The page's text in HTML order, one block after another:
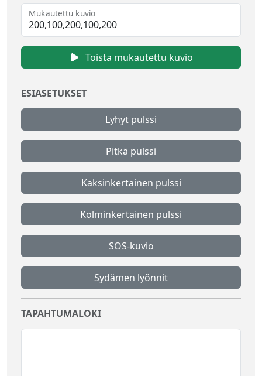
Mukautettu kuvio
Toista mukautettu kuvio
ESIASETUKSET
Lyhyt pulssi
Pitkä pulssi
Kaksinkertainen pulssi
Kolminkertainen pulssi
SOS-kuvio
Sydämen lyönnit
TAPAHTUMALOKI